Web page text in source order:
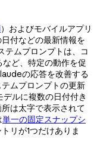
）およびモバイルアプリ
付などの最新情報を
テムプロンプトは、コ
ど、特定の動作を促
の応答を改善する
ムプロンプトの更新
ルに複数の日付付き
は太字で表示されて
単一の固定スナップシ
リが1つだけありま